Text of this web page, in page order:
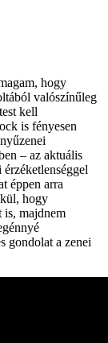
hogy
valószínűleg
kell
is fényesen
– az aktuális
éppen arra
hogy
is, majdnem
gondolat a zenei